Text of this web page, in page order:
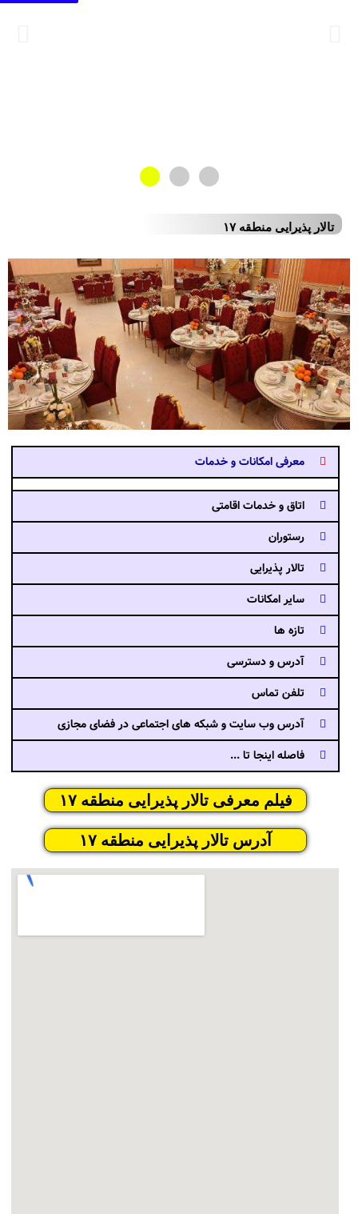
تالار پذیرایی منطقه ۱۷
معرفی امکانات و خدمات
اتاق و خدمات اقامتی
رستوران
تالار پذیرایی
سایر امکانات
تازه ها
آدرس و دسترسی
تلفن تماس
آدرس وب سایت و شبکه های اجتماعی در فضای مجازی
فاصله اینجا تا ...
فیلم معرفی تالار پذیرایی منطقه ۱۷
آدرس تالار پذیرایی منطقه ۱۷